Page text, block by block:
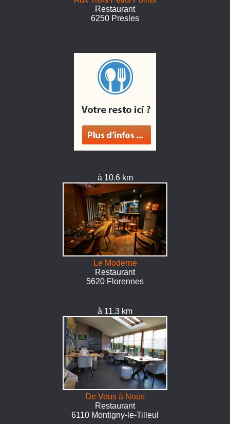
Restaurant
6250 Presles
à 10.6 km
Le Moderne
Restaurant
5620 Florennes
à 11.3 km
De Vous à Nous
Restaurant
6110 Montigny-le-Tilleul